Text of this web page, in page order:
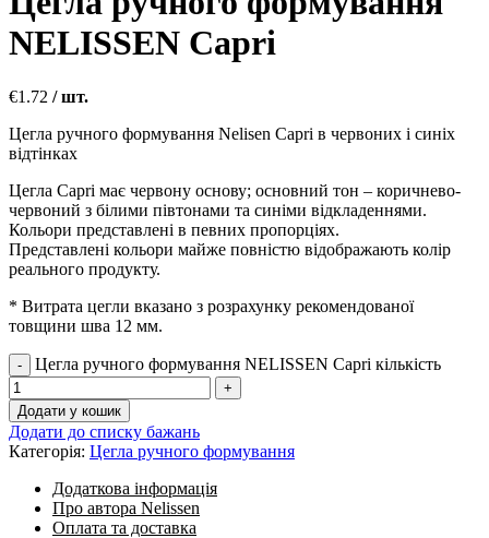
NELISSEN Capri
€1.72 / шт.
Цегла ручного формування Nelisen Capri в червоних і синіх
відтінках
Цегла Capri має червону основу; основний тон – коричнево-
червоний з білими півтонами та синіми відкладеннями.
Кольори представлені в певних пропорціях.
Представлені кольори майже повністю відображають колір
реального продукту.
* Витрата цегли вказано з розрахунку рекомендованої
товщини шва 12 мм.
Цегла ручного формування NELISSEN Capri кількість
Додати у кошик
Додати до списку бажань
Категорія: Цегла ручного формування
Додаткова інформація
Про автора Nelissen
Оплата та доставка